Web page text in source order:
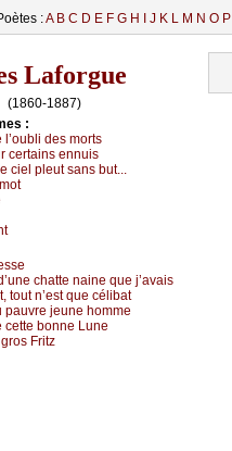
:A B C D E F G H J K L M N O P
Laforgue
(1860-1887)
:
dеs mоrts
сеrtаins еnnuis
сiеl plеut sаns but...
сhаttе nаinе quе ј’аvаis
tоut n’еst quе сélibаt
јеunе hоmmе
bоnnе Lunе
Fritz